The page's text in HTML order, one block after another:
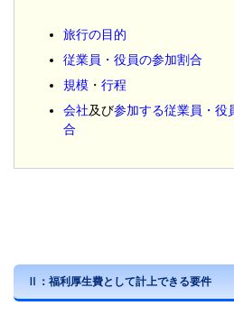
旅行の目的
従業員・役員の参加割合
規模 ・行程
会社及び参加する従業員・役
合
Ⅱ： 福利厚生費として計上できる要件